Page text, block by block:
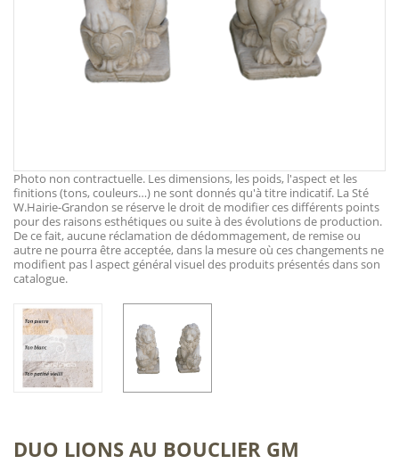
Photo non contractuelle. Les dimensions, les poids, l'aspect et les
finitions (tons, couleurs…) ne sont donnés qu'à titre indicatif. La Sté
W.Hairie-Grandon se réserve le droit de modifier ces différents points
pour des raisons esthétiques ou suite à des évolutions de production.
De ce fait, aucune réclamation de dédommagement, de remise ou
autre ne pourra être acceptée, dans la mesure où ces changements ne
modifient pas l aspect général visuel des produits présentés dans son
catalogue.
DUO LIONS AU BOUCLIER GM